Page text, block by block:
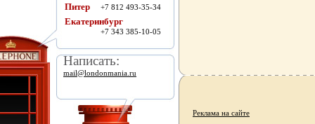
Питер +7 812 493-35-34
Екатеринбург
+7 343 385-10-05
Написать:
mail@londonmania.ru
Реклама на сайте